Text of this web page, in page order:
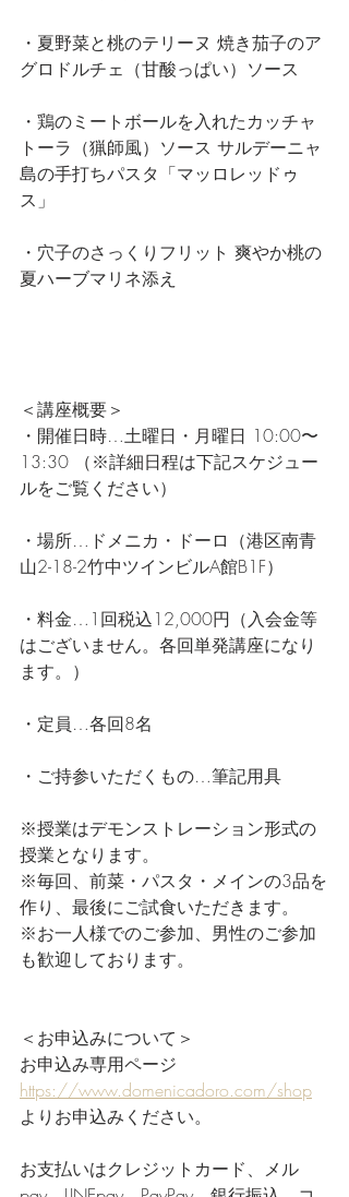
・夏野菜と桃のテリーヌ 焼き茄子のア
グロドルチェ（甘酸っぱい）ソース
・鶏のミートボールを入れたカッチャ
トーラ（猟師風）ソース サルデーニャ
島の手打ちパスタ「マッロレッドゥ
ス」
・穴子のさっくりフリット 爽やか桃の
夏ハーブマリネ添え
＜講座概要＞
・開催日時…土曜日・月曜日 10:00〜
13:30 （※詳細日程は下記スケジュー
ルをご覧ください）
・場所…ドメニカ・ドーロ（港区南青
山2-18-2竹中ツインビルA館B1F）
・料金…1回税込12,000円（入会金等
はございません。各回単発講座になり
ます。）
・定員…各回8名
・ご持参いただくもの…筆記用具
※授業はデモンストレーション形式の
授業となります。
※毎回、前菜・パスタ・メインの3品を
作り、最後にご試食いただきます。
※お一人様でのご参加、男性のご参加
も歓迎しております。
＜お申込みについて＞
お申込み専用ページ
https://www.domenicadoro.com/shop
よりお申込みください。
お支払いはクレジットカード、メル